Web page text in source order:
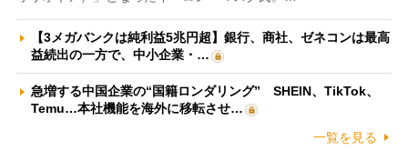
【3メガバンクは純利益5兆円超】銀行、商社、ゼネコンは最高
益続出の一方で、中小企業・…
急増する中国企業の“国籍ロンダリング” SHEIN、TikTok、
Temu…本社機能を海外に移転させ…
一覧を見る